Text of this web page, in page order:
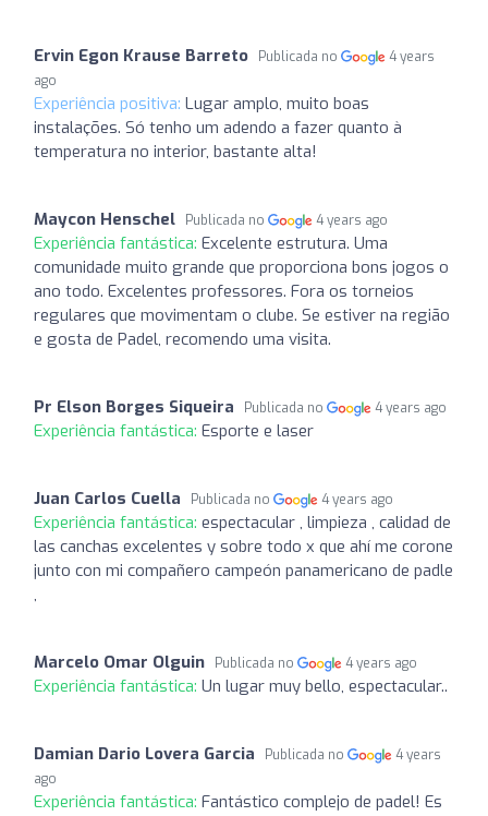
Ervin Egon Krause Barreto Publicada no
4 years
ago
Experiência positiva: Lugar amplo, muito boas
instalações. Só tenho um adendo a fazer quanto à
temperatura no interior, bastante alta!
Maycon Henschel Publicada no 4 years ago
Experiência fantástica: Excelente estrutura. Uma
comunidade muito grande que proporciona bons jogos o
ano todo. Excelentes professores. Fora os torneios
regulares que movimentam o clube. Se estiver na região
e gosta de Padel, recomendo uma visita.
Pr Elson Borges Siqueira Publicada no 4 years ago
Experiência fantástica: Esporte e laser
Juan Carlos Cuella Publicada no 4 years ago
Experiência fantástica: espectacular , limpieza , calidad de
las canchas excelentes y sobre todo x que ahí me corone
junto con mi compañero campeón panamericano de padle
,
Marcelo Omar Olguin Publicada no 4 years ago
Experiência fantástica: Un lugar muy bello, espectacular..
Damian Dario Lovera Garcia Publicada no
4 years
ago
Experiência fantástica: Fantástico complejo de padel! Es